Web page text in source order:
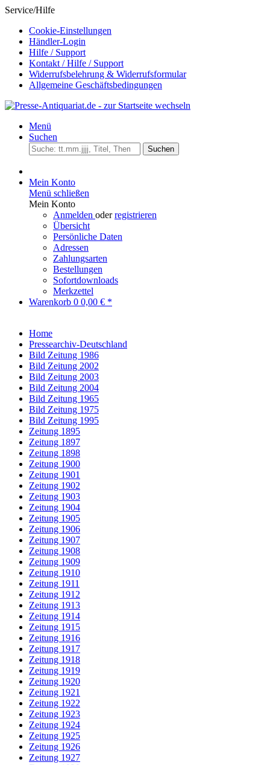
Service/Hilfe
Cookie-Einstellungen
Händler-Login
Hilfe / Support
Kontakt / Hilfe / Support
Widerrufsbelehrung & Widerrufsformular
Allgemeine Geschäftsbedingungen
Menü
Suchen
Suchen
Mein Konto
Menü schließen
Mein Konto
Anmelden oderregistrieren
Übersicht
Persönliche Daten
Adressen
Zahlungsarten
Bestellungen
Sofortdownloads
Merkzettel
Warenkorb 0 0,00 € *
Home
Pressearchiv-Deutschland
Bild Zeitung 1986
Bild Zeitung 2002
Bild Zeitung 2003
Bild Zeitung 2004
Bild Zeitung 1965
Bild Zeitung 1975
Bild Zeitung 1995
Zeitung 1895
Zeitung 1897
Zeitung 1898
Zeitung 1900
Zeitung 1901
Zeitung 1902
Zeitung 1903
Zeitung 1904
Zeitung 1905
Zeitung 1906
Zeitung 1907
Zeitung 1908
Zeitung 1909
Zeitung 1910
Zeitung 1911
Zeitung 1912
Zeitung 1913
Zeitung 1914
Zeitung 1915
Zeitung 1916
Zeitung 1917
Zeitung 1918
Zeitung 1919
Zeitung 1920
Zeitung 1921
Zeitung 1922
Zeitung 1923
Zeitung 1924
Zeitung 1925
Zeitung 1926
Zeitung 1927